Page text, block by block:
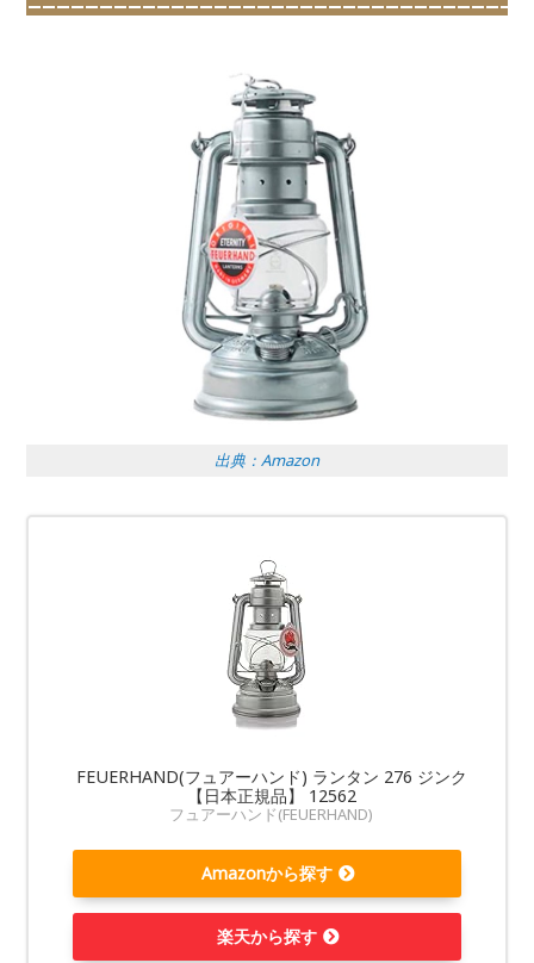
出典：Amazon
FEUERHAND(フュアーハンド) ランタン 276 ジンク
【日本正規品】 12562
フュアーハンド(FEUERHAND)
Amazonから探す
楽天から探す